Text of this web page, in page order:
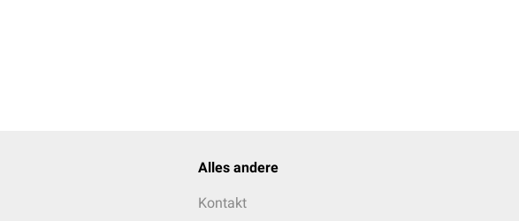
ist mit der Nummer 10 markiert.
Alles andere
Kontakt